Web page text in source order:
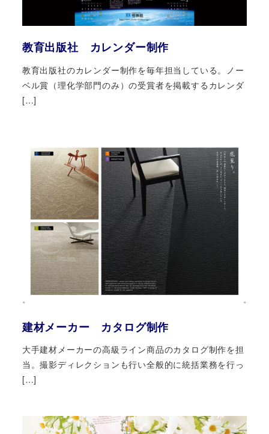
教育出版社 カレンダー制作
教育出版社のカレンダー制作を毎年担当している。ノー
ベル賞（理化学部門のみ）の受賞者を掲載するカレンダ
[…]
建材メーカー カタログ制作
大手建材メーカーの高級ライン商品のカタログ制作を担
当。撮影ディレクションも行い全般的に統括業務を行っ
[…]